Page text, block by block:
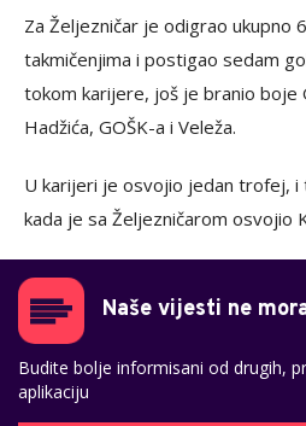
Za Željezničar je odigrao ukupno
takmičenjima i postigao sedam
tokom karijere, još je branio boje
Hadžića, GOŠK-a i Veleža.
U karijeri je osvojio jedan trofej,
kada je sa Željezničarom osvojio
Naše vijesti ne
Budite bolje informisani od drugih,
aplikaciju